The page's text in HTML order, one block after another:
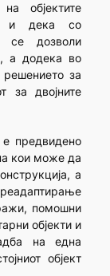
објектите
и дека со
се дозволи
а додека во
за
за двојните
предвидено
кои може да
а
помошни
објекти и
на една
објект